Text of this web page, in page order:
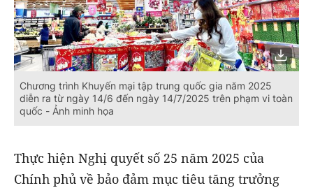
Chương trình Khuyến mại tập trung quốc gia năm 2025
diễn ra từ ngày 14/6 đến ngày 14/7/2025 trên phạm vi toàn
quốc - Ảnh minh họa
Thực hiện Nghị quyết số 25 năm 2025 của
Chính phủ về bảo đảm mục tiêu tăng trưởng